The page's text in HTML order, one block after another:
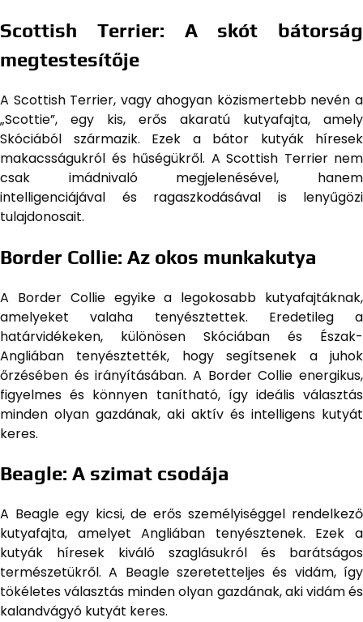
Scottish Terrier: A skót bátorság
megtestesítője
A Scottish Terrier, vagy ahogyan közismertebb nevén a
„Scottie”, egy kis, erős akaratú kutyafajta, amely
Skóciából származik. Ezek a bátor kutyák híresek
makacsságukról és hűségükről. A Scottish Terrier nem
csak imádnivaló megjelenésével, hanem
intelligenciájával és ragaszkodásával is lenyűgözi
tulajdonosait.
Border Collie: Az okos munkakutya
A Border Collie egyike a legokosabb kutyafajtáknak,
amelyeket valaha tenyésztettek. Eredetileg a
határvidékeken, különösen Skóciában és Észak-
Angliában tenyésztették, hogy segítsenek a juhok
őrzésében és irányításában. A Border Collie energikus,
figyelmes és könnyen tanítható, így ideális választás
minden olyan gazdának, aki aktív és intelligens kutyát
keres.
Beagle: A szimat csodája
A Beagle egy kicsi, de erős személyiséggel rendelkező
kutyafajta, amelyet Angliában tenyésztenek. Ezek a
kutyák híresek kiváló szaglásukról és barátságos
természetükről. A Beagle szeretetteljes és vidám, így
tökéletes választás minden olyan gazdának, aki vidám és
kalandvágyó kutyát keres.